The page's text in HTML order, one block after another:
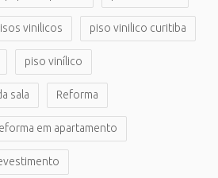
vinilicos piso vinilico curitiba
piso vinílico
sala Reforma
em apartamento